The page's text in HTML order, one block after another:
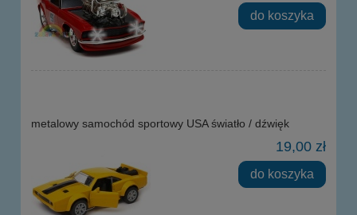
do koszyka
metalowy samochód sportowy USA światło / dźwięk
19,00 zł
do koszyka